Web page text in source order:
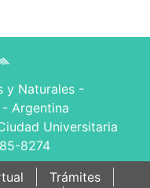
y Naturales -
Argentina
Universitaria
8274
Trámites